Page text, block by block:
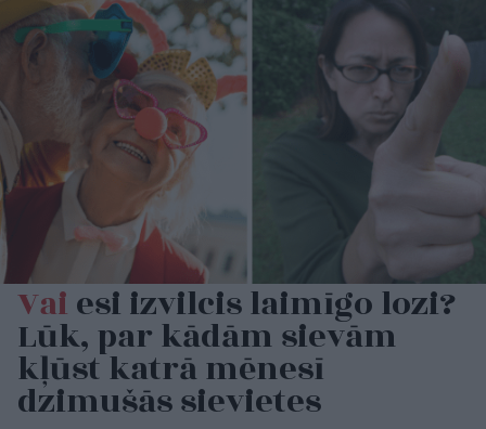
Vaiesi izvilcis laimīgo lozi?
Lūk, par kādām sievām
kļūst katrā mēnesī
dzimušās sievietes